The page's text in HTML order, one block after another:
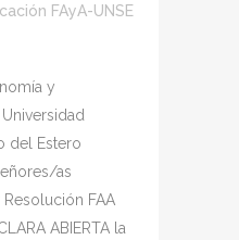
FAyA-UNSE
y
del Estero
as
FAA
ABIERTA la